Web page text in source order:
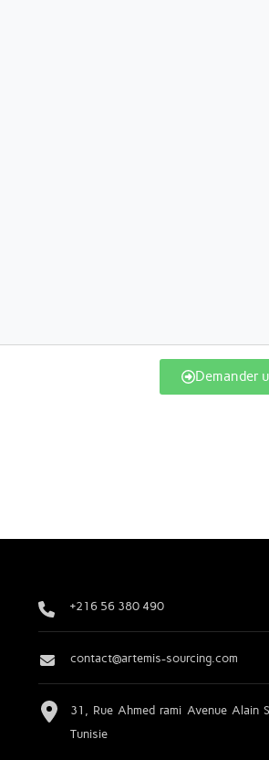
Demander
+216 56 380 490
contact@artemis-sourcing.com
31, Rue Ahmed rami Avenue Alain
Tunisie